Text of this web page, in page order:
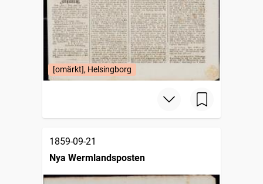
[omärkt], Helsingborg
1859-09-21
Nya Wermlandsposten